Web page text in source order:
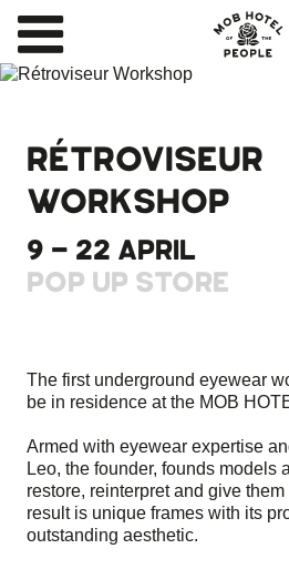
RÉTROVISEUR
WORKSHOP
9 - 22 APRIL
POP UP STORE
The first underground eyewear
be in residence at the MOB
Armed with eyewear expertise
Leo, the founder, founds models
restore, reinterpret and give
result is unique frames with its
outstanding aesthetic.